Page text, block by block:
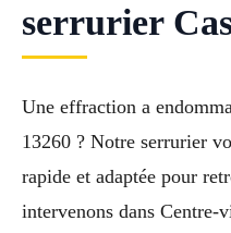
serrurier
Une effraction a
13260 ? Notre serrurier
rapide et adaptée pour
intervenons dans Centre-